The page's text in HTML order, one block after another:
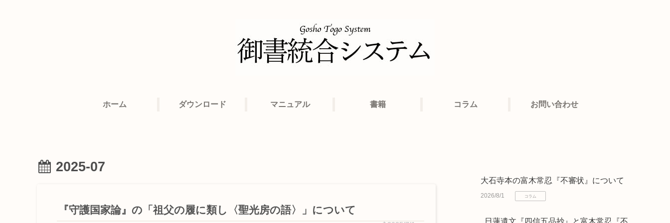
ホーム ダウンロード マニュアル 書籍 コラム お問い合わせ
2025-07
『守護国家論』の「祖父の履に類し〈聖光房の語〉」について
大石寺本の富木常忍『不審状』について
2026/8/1 コラム